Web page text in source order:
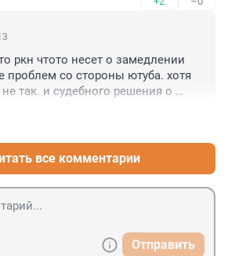
ркн чтото несет о замедлении
проблем со стороны ютуба. хотя
так. и судебного решения о
все комментарии
Отправить